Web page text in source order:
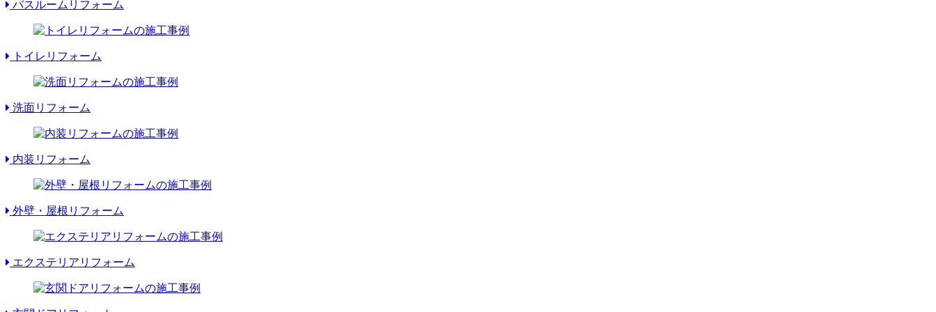
バスルームリフォーム
トイレリフォーム
洗面リフォーム
内装リフォーム
外壁・屋根リフォーム
エクステリアリフォーム